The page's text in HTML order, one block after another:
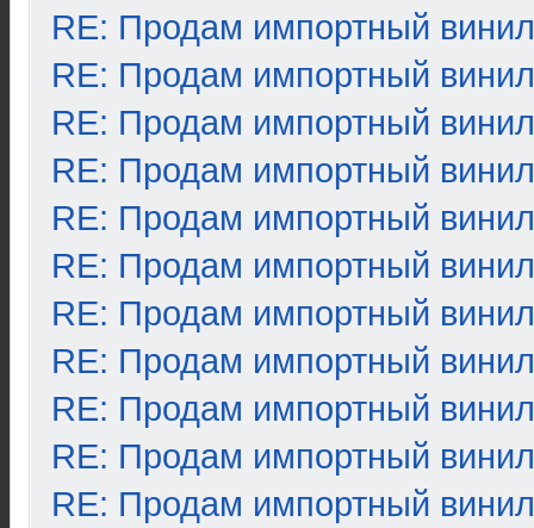
RE: Продам импортный винил
RE: Продам импортный винил
RE: Продам импортный винил
RE: Продам импортный винил
RE: Продам импортный винил
RE: Продам импортный винил
RE: Продам импортный винил
RE: Продам импортный винил
RE: Продам импортный винил
RE: Продам импортный винил
RE: Продам импортный винил